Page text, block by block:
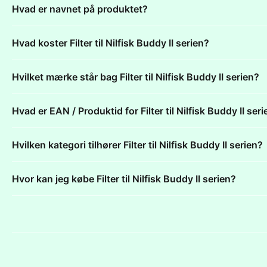
Hvad er navnet på produktet?
Hvad koster Filter til Nilfisk Buddy II serien?
Hvilket mærke står bag Filter til Nilfisk Buddy II serien?
Hvad er EAN / Produktid for Filter til Nilfisk Buddy II
Hvilken kategori tilhører Filter til Nilfisk Buddy II serien?
Hvor kan jeg købe Filter til Nilfisk Buddy II serien?